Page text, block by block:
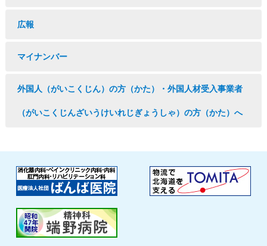
広報
マイナンバー
外国人（がいこくじん）の方（かた）・外国人材受入事業者
（がいこくじんざいうけいれじぎょうしゃ）の方（かた）へ